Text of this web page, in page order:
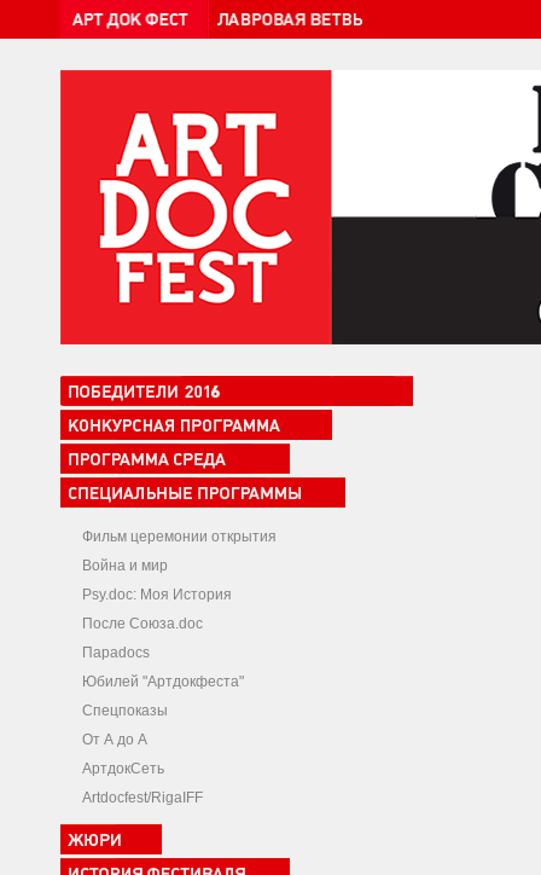
Фильм церемонии открытия
Война и мир
Psy.doc: Моя История
После Союза.doc
Параdocs
Юбилей "Артдокфеста"
Спецпоказы
От А до А
АртдокСеть
Artdocfest/RigaIFF